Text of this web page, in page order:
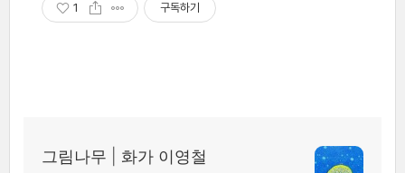
1 구독하기
그림나무 | 화가 이영철